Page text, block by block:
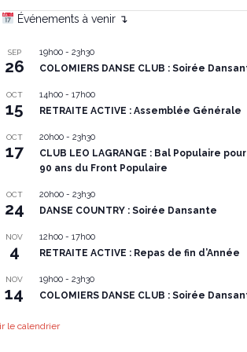
Événements à venir ↴
SEP
26
19h00 - 23h30
COLOMIERS DANSE CLUB : Soirée
OCT
15
14h00 - 17h00
RETRAITE ACTIVE : Assemblée Générale
OCT
17
20h00 - 23h30
CLUB LEO LAGRANGE : Bal Populaire
90 ans du Front Populaire
OCT
24
20h00 - 23h30
DANSE COUNTRY : Soirée Dansante
NOV
4
12h00 - 17h00
RETRAITE ACTIVE : Repas de fin d’Année
NOV
14
19h00 - 23h30
COLOMIERS DANSE CLUB : Soirée
le calendrier